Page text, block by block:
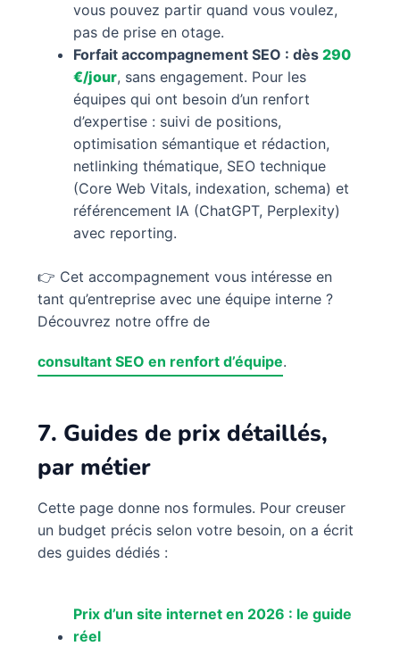
vous pouvez partir quand vous voulez,
pas de prise en otage.
Forfait accompagnement SEO : dès 290
€/jour, sans engagement. Pour les
équipes qui ont besoin d’un renfort
d’expertise : suivi de positions,
optimisation sémantique et rédaction,
netlinking thématique, SEO technique
(Core Web Vitals, indexation, schema) et
référencement IA (ChatGPT, Perplexity)
avec reporting.
👉 Cet accompagnement vous intéresse en
tant qu’entreprise avec une équipe interne ?
Découvrez notre offre de
consultant SEO en renfort d’équipe.
7. Guides de prix détaillés,
par métier
Cette page donne nos formules. Pour creuser
un budget précis selon votre besoin, on a écrit
des guides dédiés :
Prix d’un site internet en 2026 : le guide
réel